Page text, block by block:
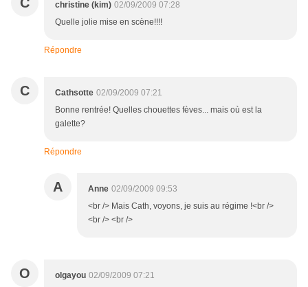
christine (kim) 02/09/2009 07:28
Quelle jolie mise en scène!!!!
Répondre
C Cathsotte 02/09/2009 07:21
Bonne rentrée! Quelles chouettes fèves... mais où est la
galette?
Répondre
A Anne 02/09/2009 09:53
<br /> Mais Cath, voyons, je suis au régime !<br />
<br /> <br />
O olgayou 02/09/2009 07:21